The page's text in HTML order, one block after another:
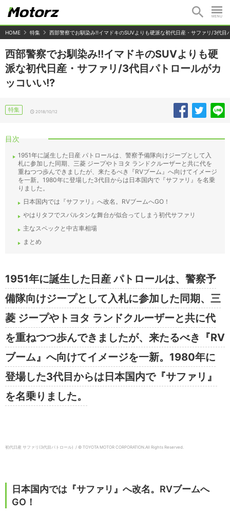
HOME 特集 西部警察でお馴染み!!イマドキのSUVよりも硬派な初代日産・サファリ/3代目
西部警察でお馴染み!!イマドキのSUVよりも硬
派な初代日産・サファリ/3代目パトロールがカ
ッコいい!?
特集 2018/10/12
目次
1951年に誕生した日産 パトロールは、警察予備隊向けジープとして入
札に参加した同期、三菱 ジープやトヨタ ランドクルーザーと共に代を
重ねつつ歩んできましたが、来たるべき『RVブーム』へ向けてイメージ
を一新。1980年に登場した3代目からは日本国内で『サファリ』を名乗
りました。
日本国内では『サファリ』へ改名。RVブームへGO！
やはりタフでスパルタンな舞台が似合ってしまう初代サファリ
主なスペックと中古車相場
まとめ
1951年に誕生した日産 パトロールは、警察予
備隊向けジープとして入札に参加した同期、三
菱 ジープやトヨタ ランドクルーザーと共に代
を重ねつつ歩んできましたが、来たるべき『RV
ブーム』へ向けてイメージを一新。1980年に
登場した3代目からは日本国内で『サファリ』
を名乗りました。
初代日産 サファリ(3代目パトロール) / © TOYOTA MOTOR CORPORATION.All Rights Reserved.
日本国内では『サファリ』へ改名。RVブームへ
GO！